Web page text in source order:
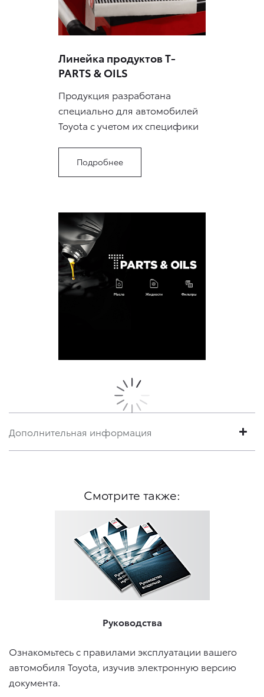
Линейка продуктов T-
PARTS & OILS
Продукция разработана
специально для автомобилей
Toyota с учетом их специфики
Подробнее
Дополнительная информация
Смотрите также:
Руководства
Ознакомьтесь с правилами эксплуатации вашего
автомобиля Toyota, изучив электронную версию
документа.